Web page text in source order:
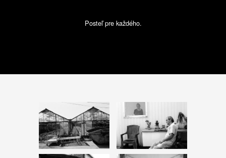
Posteľ pre každého.